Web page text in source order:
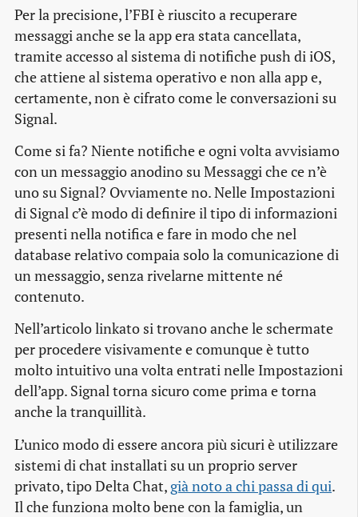
Per la precisione, l’FBI è riuscito a recuperare
messaggi anche se la app era stata cancellata,
tramite accesso al sistema di notifiche push di iOS,
che attiene al sistema operativo e non alla app e,
certamente, non è cifrato come le conversazioni su
Signal.
Come si fa? Niente notifiche e ogni volta avvisiamo
con un messaggio anodino su Messaggi che ce n’è
uno su Signal? Ovviamente no. Nelle Impostazioni
di Signal c’è modo di definire il tipo di informazioni
presenti nella notifica e fare in modo che nel
database relativo compaia solo la comunicazione di
un messaggio, senza rivelarne mittente né
contenuto.
Nell’articolo linkato si trovano anche le schermate
per procedere visivamente e comunque è tutto
molto intuitivo una volta entrati nelle Impostazioni
dell’app. Signal torna sicuro come prima e torna
anche la tranquillità.
L’unico modo di essere ancora più sicuri è utilizzare
sistemi di chat installati su un proprio server
privato, tipo Delta Chat, già noto a chi passa di qui.
Il che funziona molto bene con la famiglia, un